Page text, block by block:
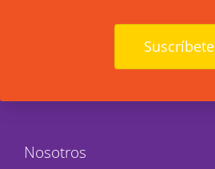
Suscríbete
Nosotros